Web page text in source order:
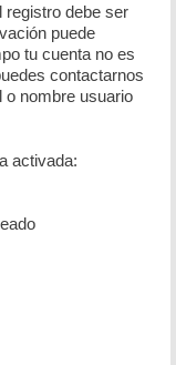
registro debe ser
puede
tu cuenta no es
contactarnos
o nombre usuario
activada: